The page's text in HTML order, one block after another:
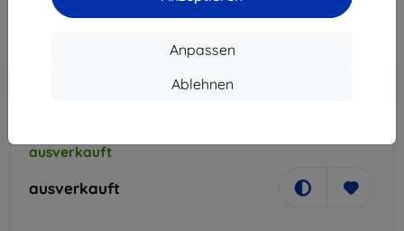
Anpassen
Ablehnen
ausverkauft
ausverkauft